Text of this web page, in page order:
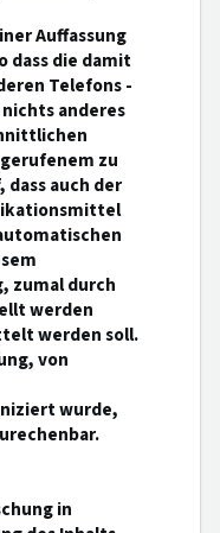
Auffassung
dass die damit
Telefons -
anderes
zu
auch der
zumal durch
werden
werden soll.
von
wurde,
in